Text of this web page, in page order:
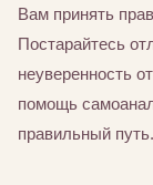
Вам принять
Постарайтесь
неуверенность
помощь
правильный путь.